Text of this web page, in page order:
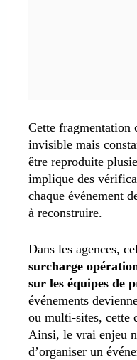
Cette fragmentation
invisible mais
être reproduite
implique des
chaque événement
à reconstruire.
Dans les agences,
surcharge
sur les équipes de
événements
ou multi-sites, cette
Ainsi, le vrai enjeu
d’organiser un